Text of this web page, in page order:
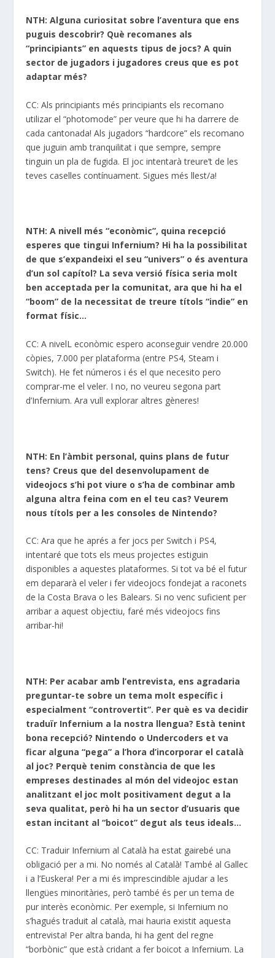
NTH: Alguna curiositat sobre l’aventura que ens
puguis descobrir? Què recomanes als
“principiants” en aquests tipus de jocs? A quin
sector de jugadors i jugadores creus que es pot
adaptar més?
CC: Als principiants més principiants els recomano
utilizar el “photomode” per veure que hi ha darrere de
cada cantonada! Als jugadors “hardcore” els recomano
que juguin amb tranquilitat i que sempre, sempre
tinguin un pla de fugida. El joc intentarà treure’t de les
teves caselles contínuament. Sigues més llest/a!
NTH: A nivell més “econòmic”, quina recepció
esperes que tingui Infernium? Hi ha la possibilitat
de que s’expandeixi el seu “univers” o és aventura
d’un sol capítol? La seva versió física seria molt
ben acceptada per la comunitat, ara que hi ha el
“boom” de la necessitat de treure títols “indie” en
format físic…
CC: A nivelL econòmic espero aconseguir vendre 20.000
còpies, 7.000 per plataforma (entre PS4, Steam i
Switch). He fet números i és el que necesito pero
comprar-me el veler. I no, no veureu segona part
d’Infernium. Ara vull explorar altres gèneres!
NTH: En l’àmbit personal, quins plans de futur
tens? Creus que del desenvolupament de
videojocs s’hi pot viure o s’ha de combinar amb
alguna altra feina com en el teu cas? Veurem
nous títols per a les consoles de Nintendo?
CC: Ara que he aprés a fer jocs per Switch i PS4,
intentaré que tots els meus projectes estiguin
disponibles a aquestes plataformes. Si tot va bé el futur
em depararà el veler i fer videojocs fondejat a raconets
de la Costa Brava o les Balears. Si no venc suficient per
arribar a aquest objectiu, faré més videojocs fins
arribar-hi!
NTH: Per acabar amb l’entrevista, ens agradaria
preguntar-te sobre un tema molt específic i
especialment “controvertit”. Per què es va decidir
traduïr Infernium a la nostra llengua? Està tenint
bona recepció? Nintendo o Undercoders et va
ficar alguna “pega” a l’hora d’incorporar el català
al joc? Perquè tenim constància de que les
empreses destinades al món del videojoc estan
analitzant el joc molt positivament degut a la
seva qualitat, però hi ha un sector d’usuaris que
estan incitant al “boicot” degut als teus ideals…
CC: Traduir Infernium al Català ha estat gairebé una
obligació per a mi. No només al Català! També al Gallec
i a l’Euskera! Per a mi és imprescindible ajudar a les
llengües minoritàries, però també és per un tema de
pur interès econòmic. Per exemple, si Infernium no
s’hagués traduit al català, mai hauria existit aquesta
entrevista! Per altra banda, hi ha gent del regne
“borbònic” que està cridant a fer boicot a Infernium. La